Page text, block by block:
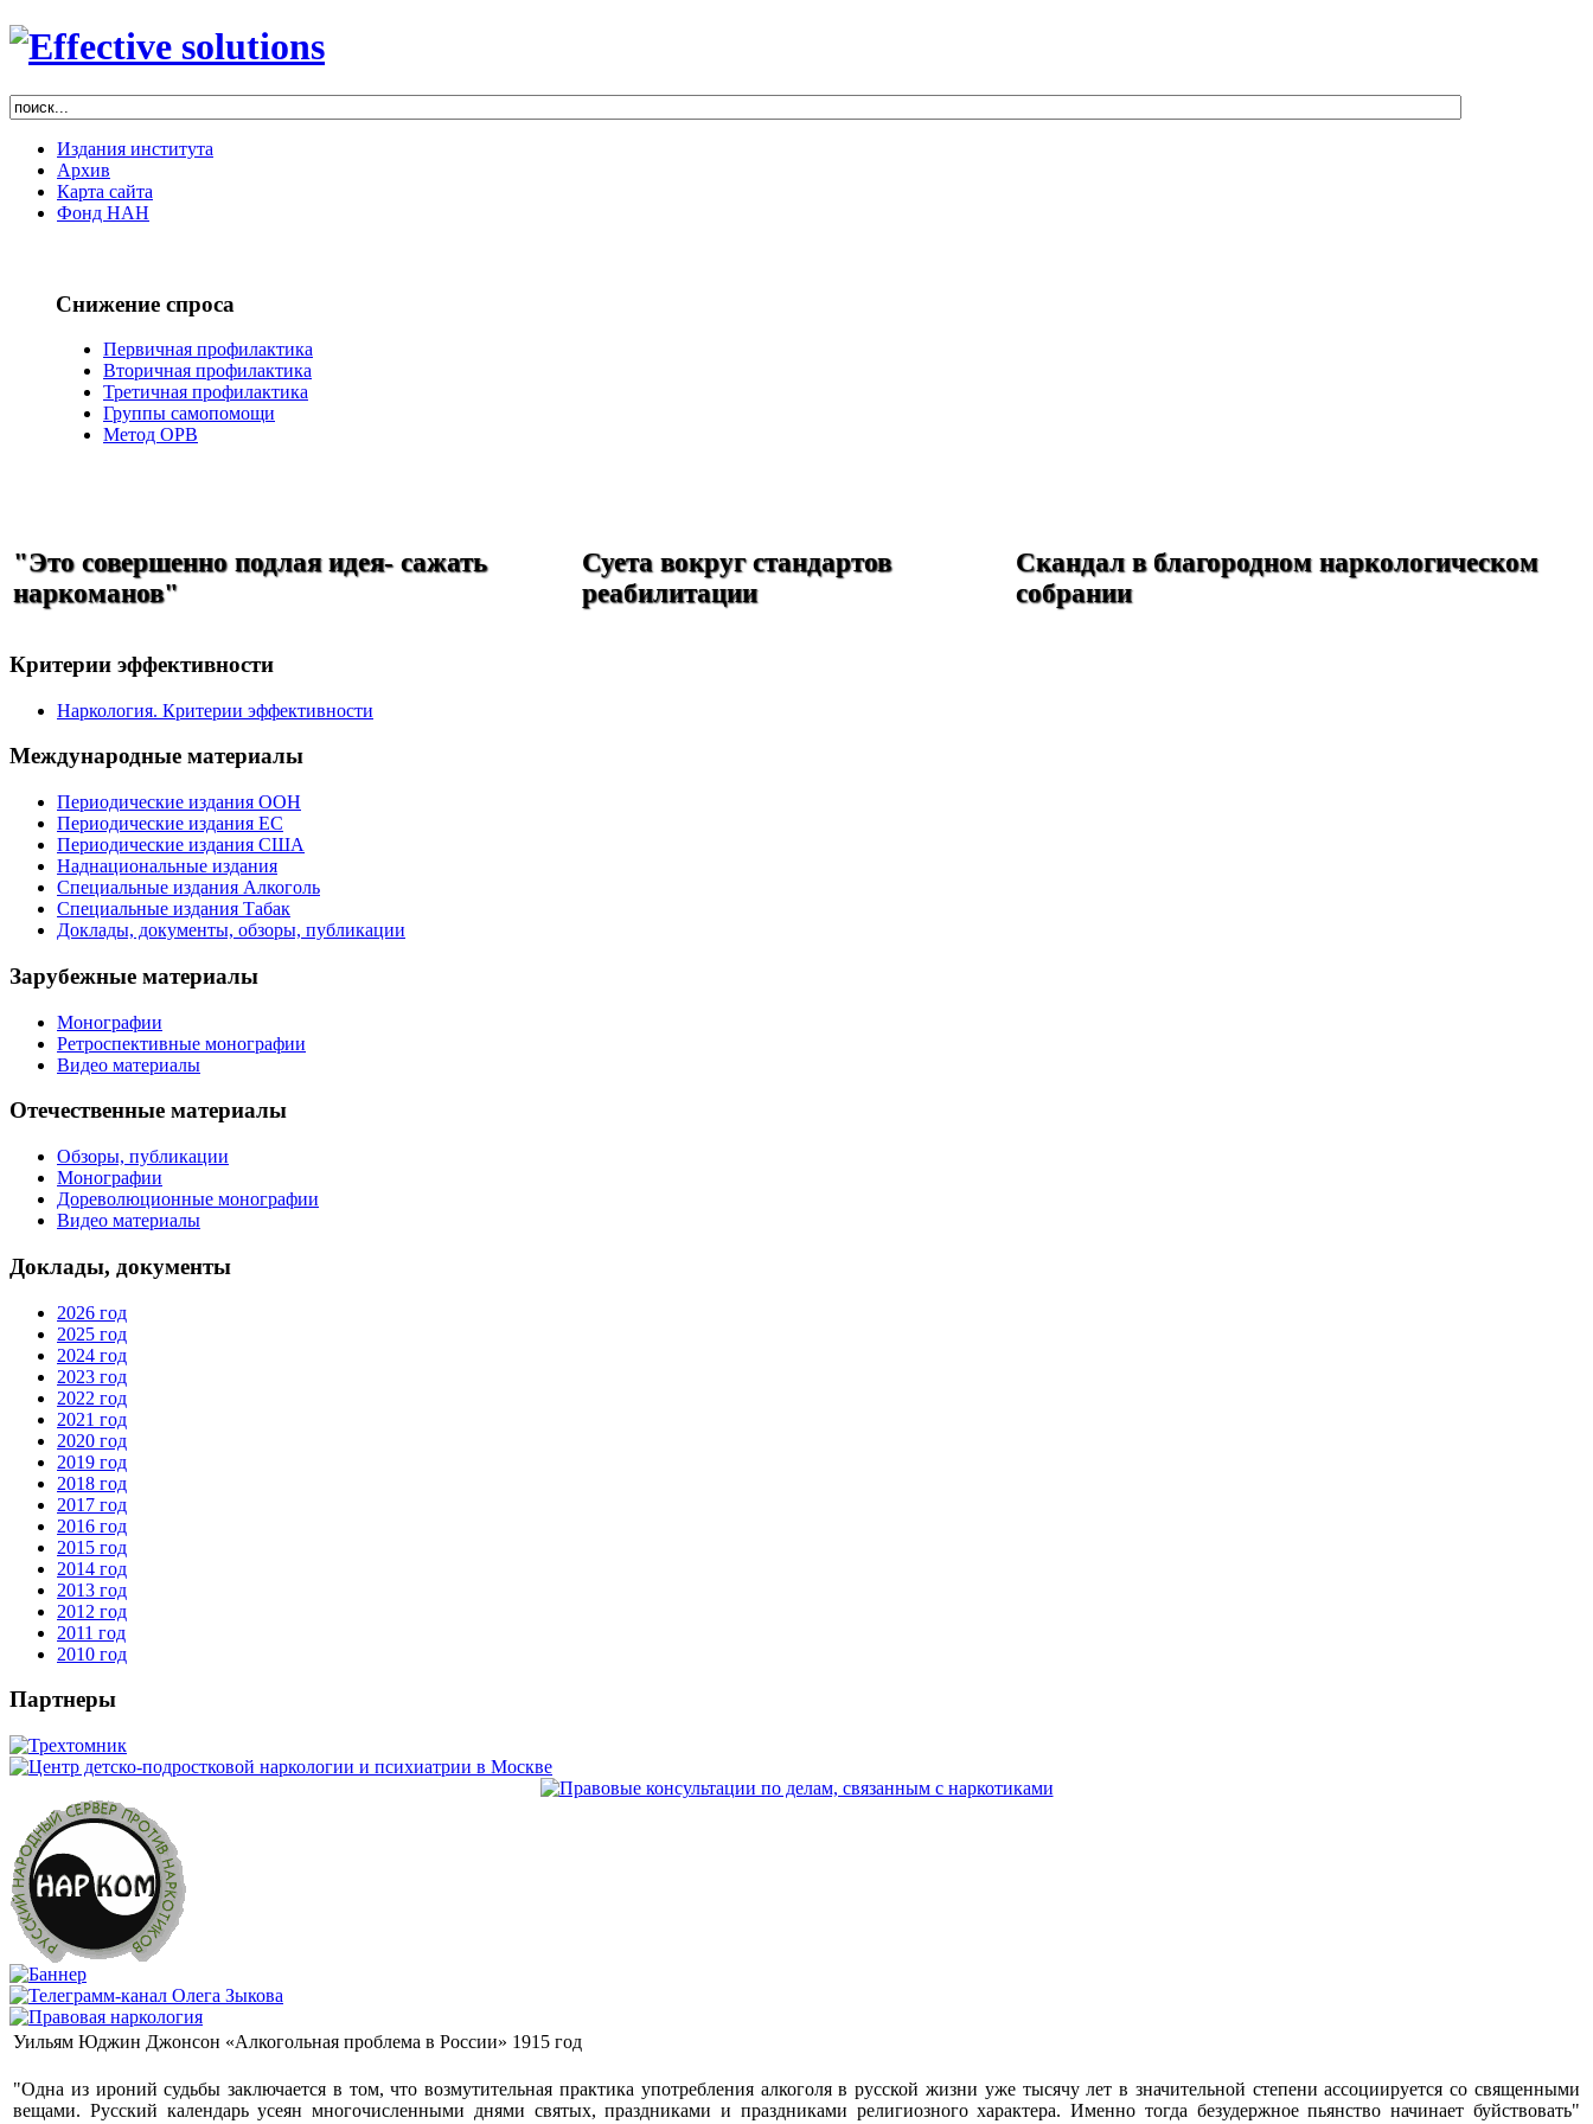
Издания института
Архив
Карта сайта
Фонд НАН
Снижение спроса
Первичная профилактика
Вторичная профилактика
Третичная профилактика
Группы самопомощи
Метод ОРВ
"Это совершенно подлая идея- сажать
наркоманов"
Суета вокруг стандартов
реабилитации
Скандал в благородном наркологическом
собрании
Критерии эффективности
Наркология. Критерии эффективности
Международные материалы
Периодические издания ООН
Периодические издания ЕС
Периодические издания США
Наднациональные издания
Специальные издания Алкоголь
Специальные издания Табак
Доклады, документы, обзоры, публикации
Зарубежные материалы
Монографии
Ретроспективные монографии
Видео материалы
Отечественные материалы
Обзоры, публикации
Монографии
Дореволюционные монографии
Видео материалы
Доклады, документы
2026 год
2025 год
2024 год
2023 год
2022 год
2021 год
2020 год
2019 год
2018 год
2017 год
2016 год
2015 год
2014 год
2013 год
2012 год
2011 год
2010 год
Партнеры
Уильям Юджин Джонсон «Алкогольная проблема в России» 1915 год
"Одна из ироний судьбы заключается в том, что возмутительная практика употребления алкоголя в русской жизни уже тысячу лет в значительной степени ассоциируется со священными
вещами. Русский календарь усеян многочисленными днями святых, праздниками и праздниками религиозного характера. Именно тогда безудержное пьянство начинает буйствовать"